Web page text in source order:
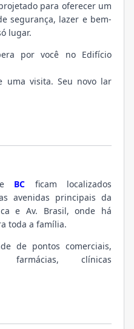
para oferecer um
segurança, lazer e bem-
lugar.
por você no Edifício
uma visita. Seu novo lar
BC ficam localizados
avenidas principais da
e Av. Brasil, onde há
toda a família.
de pontos comerciais,
farmácias, clínicas